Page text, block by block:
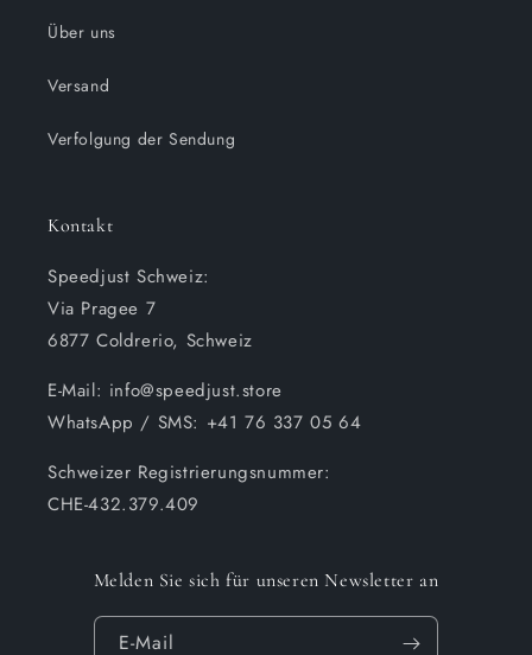
Über uns
Versand
Verfolgung der Sendung
Kontakt
Speedjust Schweiz:
Via Pragee 7
6877 Coldrerio, Schweiz
E-Mail: info@speedjust.store
WhatsApp / SMS: +41 76 337 05 64
Schweizer Registrierungsnummer:
CHE-432.379.409
Melden Sie sich für unseren Newsletter an
E-Mail